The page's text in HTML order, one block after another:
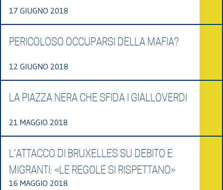
17 GIUGNO 2018
PERICOLOSO OCCUPARSI DELLA MAFIA?
12 GIUGNO 2018
LA PIAZZA NERA CHE SFIDA I GIALLOVERDI
21 MAGGIO 2018
L’ATTACCO DI BRUXELLES SU DEBITO E
MIGRANTI: «LE REGOLE SI RISPETTANO»
16 MAGGIO 2018